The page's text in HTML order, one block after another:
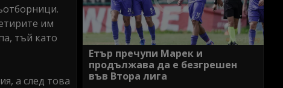
им
тъй като
а след това
Етър пречупи Марек и
продължава да е безгрешен
във Втора лига